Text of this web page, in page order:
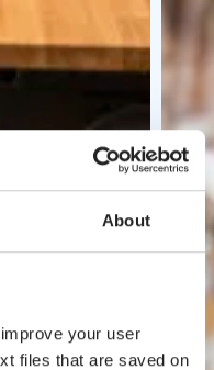
About
your user
files that are saved on